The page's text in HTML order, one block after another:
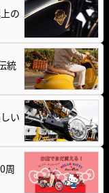
の
統
い
周